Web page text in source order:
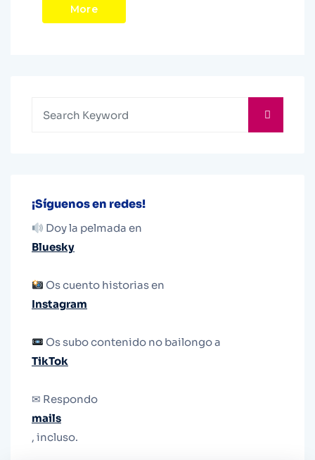
More
¡Síguenos en redes!
Doy la pelmada en
Bluesky
Os cuento historias en
Instagram
Os subo contenido no bailongo a
TikTok
✉ Respondo
mails
, incluso.